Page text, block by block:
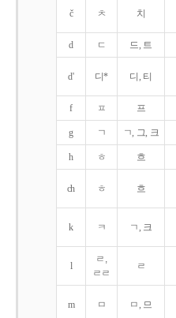
č ㅊ 치
d ㄷ 드, 트
d' 디* 디, 티
f ㅍ 프
g ㄱ ㄱ, 그, 크
h ㅎ 흐
ch ㅎ 흐
k ㅋ ㄱ, 크
l
ㄹ,
ㄹㄹ
ㄹ
m ㅁ ㅁ, 므